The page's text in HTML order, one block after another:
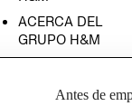
ACERCA DEL
GRUPO H&M
Antes de